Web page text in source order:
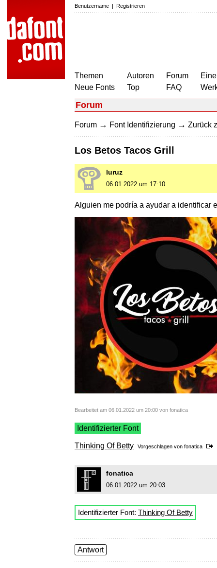
Benutzername | Registrieren
Themen
Neue Fonts
Autoren
Top
Forum
FAQ
Forum
Forum → Font Identifizierung → Zurück
Los Betos Tacos Grill
luruz
06.01.2022 um 17:10
Alguien me podría a ayudar a identificar
Bearbeitet am 06.01.2022 um 20:00 von fonatica
Identifizierter Font
Thinking Of Betty Vorgeschlagen von fonatica
fonatica
06.01.2022 um 20:03
Identifizierter Font: Thinking Of Betty
Antwort